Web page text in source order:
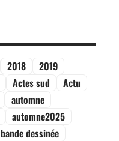
2018
2019
Actes sud
Actu
automne
automne2025
bande dessinée